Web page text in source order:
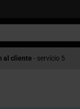
al cliente - servício 5